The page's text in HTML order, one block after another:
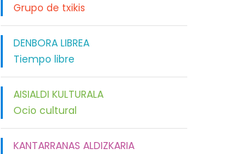
Grupo de txikis
DENBORA LIBREA
Tiempo libre
AISIALDI KULTURALA
Ocio cultural
KANTARRANAS ALDIZKARIA